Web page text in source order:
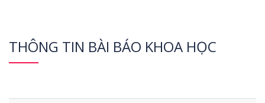
THÔNG TIN BÀI BÁO KHOA HỌC